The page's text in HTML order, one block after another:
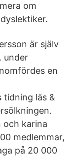
om
är själv
under
en
tidning läs &
och karina
medlemmar,
på 20 000